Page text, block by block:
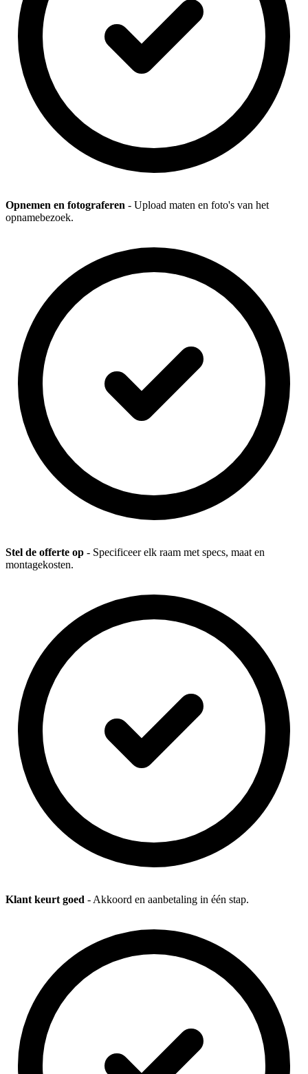
Opnemen en fotograferen - Upload maten en foto's van het
opnamebezoek.
Stel de offerte op - Specificeer elk raam met specs, maat en
montagekosten.
Klant keurt goed - Akkoord en aanbetaling in één stap.